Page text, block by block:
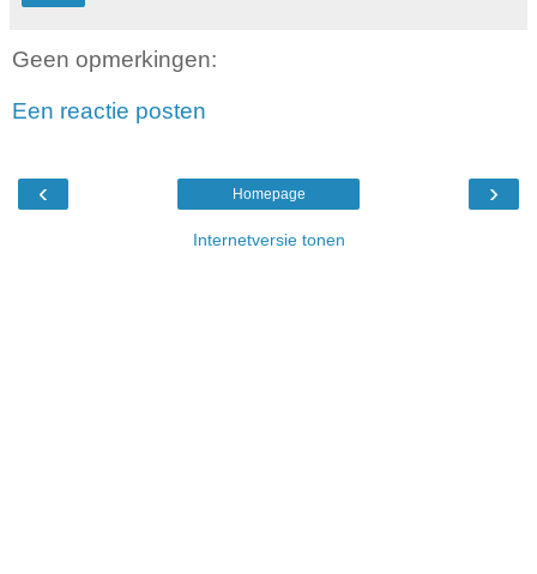
Geen opmerkingen:
Een reactie posten
‹ ›
Homepage
Internetversie tonen